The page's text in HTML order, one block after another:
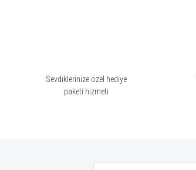
Sevdiklerinize özel hediye
paketi hizmeti